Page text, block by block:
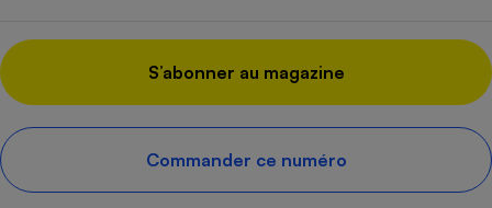
S’abonner au magazine
Commander ce numéro